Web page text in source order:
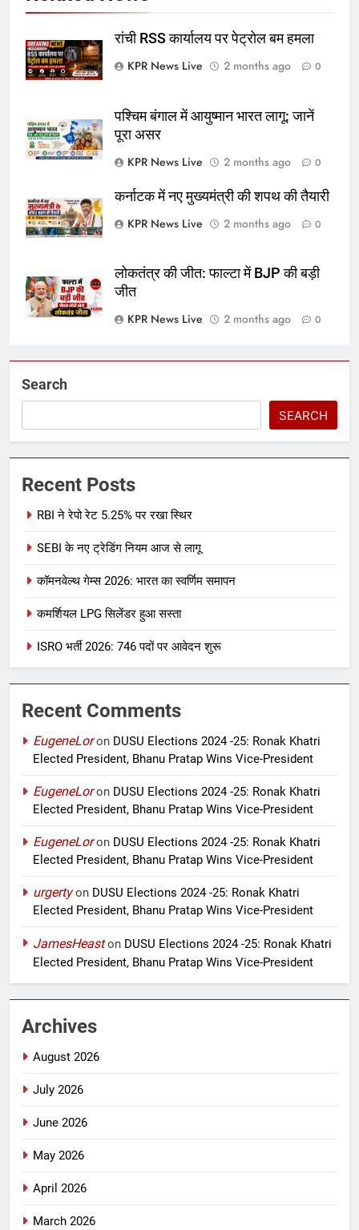
रांची RSS कार्यालय पर पेट्रोल बम हमला
KPR News Live
2 months ago 0
पश्चिम बंगाल में आयुष्मान भारत लागू: जानें
पूरा असर
KPR News Live
2 months ago 0
कर्नाटक में नए मुख्यमंत्री की शपथ की तैयारी
KPR News Live
2 months ago 0
लोकतंत्र की जीत: फाल्टा में BJP की बड़ी
जीत
KPR News Live
2 months ago 0
Search
SEARCH
Recent Posts
RBI ने रेपो रेट 5.25% पर रखा स्थिर
SEBI के नए ट्रेडिंग नियम आज से लागू
कॉमनवेल्थ गेम्स 2026: भारत का स्वर्णिम समापन
कमर्शियल LPG सिलेंडर हुआ सस्ता
ISRO भर्ती 2026: 746 पदों पर आवेदन शुरू
Recent Comments
EugeneLoron DUSU Elections 2024 -25: Ronak Khatri
Elected President, Bhanu Pratap Wins Vice-President
EugeneLoron DUSU Elections 2024 -25: Ronak Khatri
Elected President, Bhanu Pratap Wins Vice-President
EugeneLoron DUSU Elections 2024 -25: Ronak Khatri
Elected President, Bhanu Pratap Wins Vice-President
urgertyon DUSU Elections 2024 -25: Ronak Khatri
Elected President, Bhanu Pratap Wins Vice-President
JamesHeaston DUSU Elections 2024 -25: Ronak Khatri
Elected President, Bhanu Pratap Wins Vice-President
Archives
August 2026
July 2026
June 2026
May 2026
April 2026
March 2026